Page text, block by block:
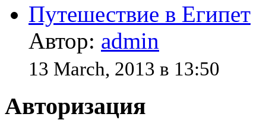
Путешествие в Египет
Автор: admin
13 March, 2013 в 13:50
Авторизация